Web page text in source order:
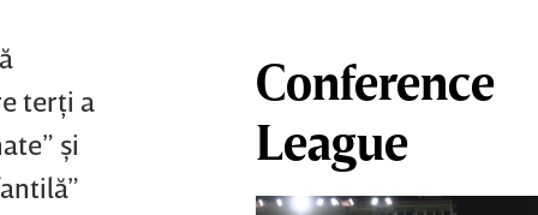
terţi a
şi
Conference
League